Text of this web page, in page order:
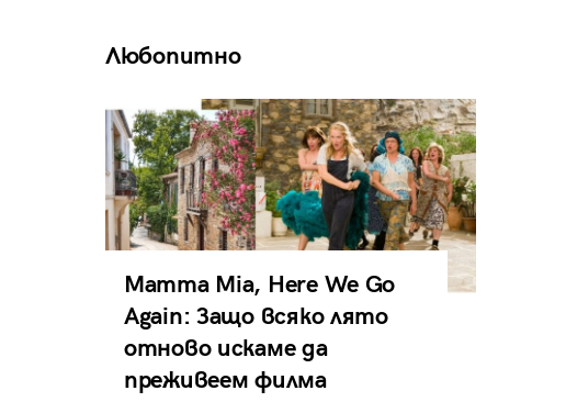
Любопитно
Mamma Mia, Here We Go
Again: Защо всяко лято
отново искаме да
преживеем филма